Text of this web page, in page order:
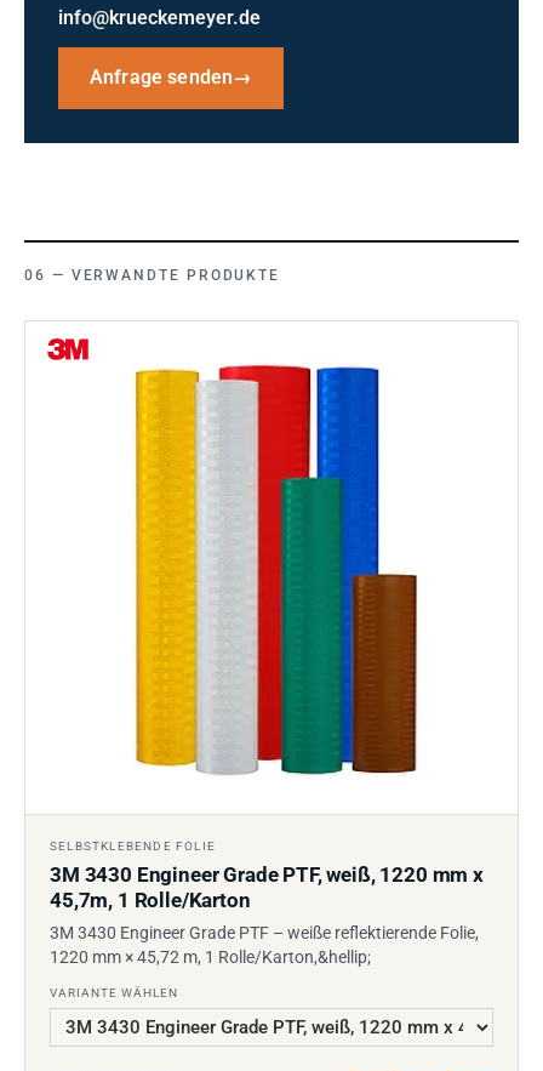
info@krueckemeyer.de
Anfrage senden→
VERWANDTE PRODUKTE
SELBSTKLEBENDE FOLIE
3M 3430 Engineer Grade PTF, weiß, 1220 mm x
45,7m, 1 Rolle/Karton
3M 3430 Engineer Grade PTF – weiße reflektierende Folie,
1220 mm × 45,72 m, 1 Rolle/Karton,&hellip;
VARIANTE WÄHLEN